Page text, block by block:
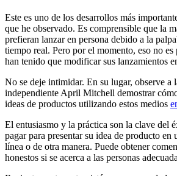
Este es uno de los desarrollos más
que he observado. Es comprensible que la
prefieran lanzar en persona debido a la
tiempo real. Pero por el momento, eso no
han tenido que modificar sus lanzamientos
No se deje intimidar. En su lugar, observe a
independiente April Mitchell demostrar
ideas de productos utilizando estos medios
El entusiasmo y la práctica son la clave del
pagar para presentar su idea de producto en
línea o de otra manera. Puede obtener
honestos si se acerca a las personas